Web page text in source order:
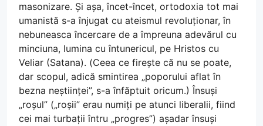
masonizare. Și așa, încet-încet, ortodoxia tot mai
umanistă s-a înjugat cu ateismul revoluționar, în
nebuneasca încercare de a împreuna adevărul cu
minciuna, lumina cu întunericul, pe Hristos cu
Veliar (Satana). (Ceea ce firește că nu se poate,
dar scopul, adică smintirea „poporului aflat în
bezna neștiinței”, s-a înfăptuit oricum.) Însuși
„roșul” („roșii” erau numiți pe atunci liberalii, fiind
cei mai turbații întru „progres”) așadar însuși